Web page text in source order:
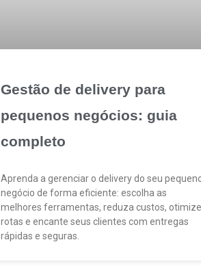
Gestão de delivery para
pequenos negócios: guia
completo
Aprenda a gerenciar o delivery do seu
negócio de forma eficiente: escolha as
melhores ferramentas, reduza custos, otimize
rotas e encante seus clientes com entregas
rápidas e seguras.